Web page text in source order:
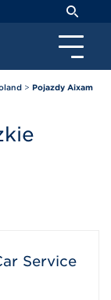
> Pojazdy Aixam
Service